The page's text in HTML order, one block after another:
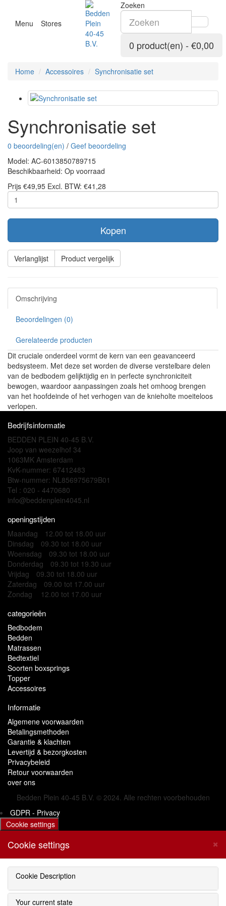
Menu Stores
Zoeken
0 product(en) - €0,00
Home Accessoires Synchronisatie set
Synchronisatie set
0 beoordeling(en) / Geef beoordeling
Model: AC-6013850789715
Beschikbaarheid: Op voorraad
Prijs €49,95 Excl. BTW: €41,28
Kopen
Verlanglijst Product vergelijk
Omschrijving
Beoordelingen (0)
Gerelateerde producten
Dit cruciale onderdeel vormt de kern van een geavanceerd
bedsysteem. Met deze set worden de diverse verstelbare delen
van de bedbodem gelijktijdig en in perfecte synchroniciteit
bewogen, waardoor aanpassingen zoals het omhoog brengen
van het hoofdeinde of het verhogen van de knieholte moeiteloos
verlopen.
Bedrijfsinformatie
BEDDEN PLEIN 40-45 B.V.
Joop van weezelhof 34
1063MK Amsterdam
KvK-nummer: 67412483
Btw-nummer: NL856975679B01
Tel : 020 - 4470680
info@beddenplein4045.nl
openingstijden
Maandag
12.00 tot 18.00 uur
Dinsdag
09.30 tot 18.00 uur
Woensdag
09.30 tot 18.00 uur
Donderdag
09.30 tot 19.30 uur
Vrijdag
09.30 tot 18.00 uur
Zaterdag
09.00 tot 17.00 uur
Zondag
12.00 tot 17.00 uur
categorieën
Bedbodem
Bedden
Matrassen
Bedtextiel
Soorten boxsprings
Topper
Accessoires
Informatie
Algemene voorwaarden
Betalingsmethoden
Garantie & klachten
Levertijd & bezorgkosten
Privacybeleid
Retour voorwaarden
over ons
Bedden Plein 40-45 B.V. © 2024. Alle rechten voorbehouden
GDPR - Privacy
Cookie settings
×
Cookie settings
Cookie Description
Your current state